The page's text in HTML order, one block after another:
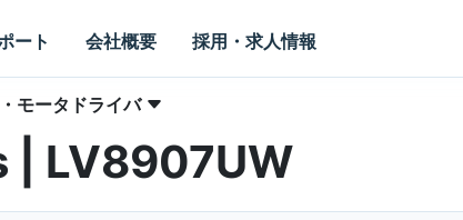
ート 会社概要 採用・求人情報
モータドライバ
| LV8907UW